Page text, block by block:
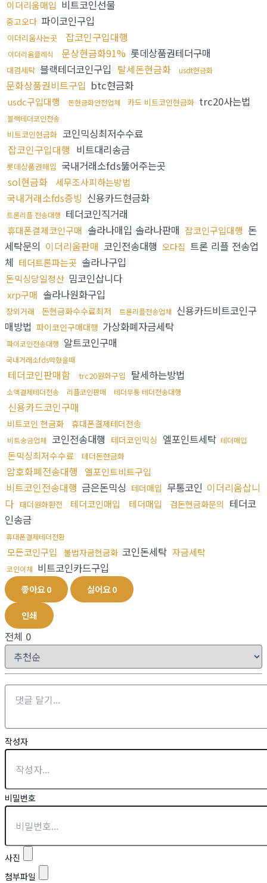
이더리움매입 비트코인선물
중고오다 파이코인구입
이더리움사는곳 잡코인구입대행
이더리움클레식 문상현금화91% 롯데상품권테더구매
대검세탁 블랙테더코인구입 탈세돈현금화 usdt현금화
문화상품권비트구입 btc현금화
usdc구입대행 돈현금화안전업체 카드 비트코인현금화 trc20사는법
블랙테더코인전송
비트코인현금화 코인믹싱최저수수료
잡코인구입대행 비트대리송금
롯데상품권매입 국내거래소fds뚫어주는곳
sol현금화
세무조사피하는방법
국내거래소fds증빙 신용카드현금화
트론리플 전송대행 테더코인직거래
휴대폰결제코인구매 솔라나매입 솔라나판매 잡코인구입대행 돈
세탁문의 이더리움판매 코인전송대행 오다집 트론 리플 전송업
체 테더트론파는곳 솔라나구입
돈믹싱당일정산 밈코인삽니다
xrp구매 솔라나원화구입
장외거래 돈현금화수수료최저 트론리플전송업체 신용카드비트코인구
매방법 파이코인구매대행 가상화폐자금세탁
파이코인전송대행 알트코인구매
국내거래소fds막혔을때
테더코인판매함 trc20원화구입 탈세하는방법
소액결제테더전송 리플코인판매 테더무통 테더전송대행
신용카드코인구매
비트코인 현금화 휴대폰결제테더전송
비트송금업체 코인전송대행 테더코인믹싱 엘포인트세탁 테더매입
돈믹싱최저수수료 테더돈현금화
암호화폐전송대행 엘포인트비트구입
비트코인전송대행 금은돈믹싱 테더매입 무통코인 이더리움삽니
다 태더원화환전 테더코인매입 테더매입 검돈현금화문의 테더코
인송금
휴대폰결제테더전환
모든코인구입 불법자금현금화 코인돈세탁 자금세탁
코인이체 비트코인카드구입
좋아요0 싫어요0
인쇄
전체 0
작성자
비밀번호
사진
첨부파일